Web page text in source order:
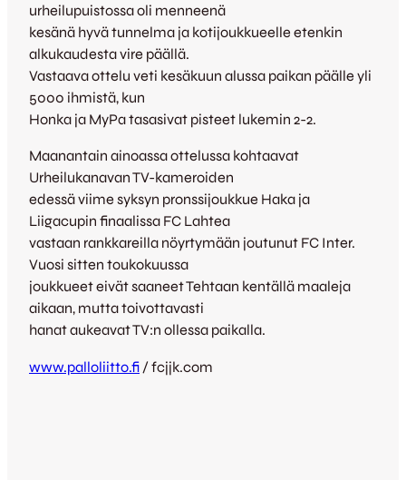
urheilupuistossa oli menneenä
kesänä hyvä tunnelma ja kotijoukkueelle etenkin
alkukaudesta vire päällä.
Vastaava ottelu veti kesäkuun alussa paikan päälle yli
5000 ihmistä, kun
Honka ja MyPa tasasivat pisteet lukemin 2-2.
Maanantain ainoassa ottelussa kohtaavat
Urheilukanavan TV-kameroiden
edessä viime syksyn pronssijoukkue Haka ja
Liigacupin finaalissa FC Lahtea
vastaan rankkareilla nöyrtymään joutunut FC Inter.
Vuosi sitten toukokuussa
joukkueet eivät saaneet Tehtaan kentällä maaleja
aikaan, mutta toivottavasti
hanat aukeavat TV:n ollessa paikalla.
www.palloliitto.fi / fcjjk.com